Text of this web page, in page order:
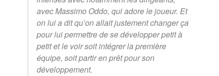
avec Massimo Oddo, qui adore le joueur. Et
on lui a dit qu’on allait justement changer ça
pour lui permettre de se développer petit à
petit et le voir soit intégrer la première
équipe, soit partir en prêt pour son
développement.